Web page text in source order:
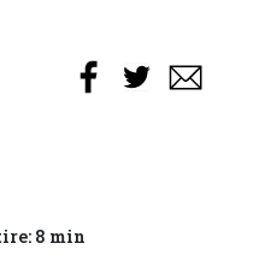
8 min